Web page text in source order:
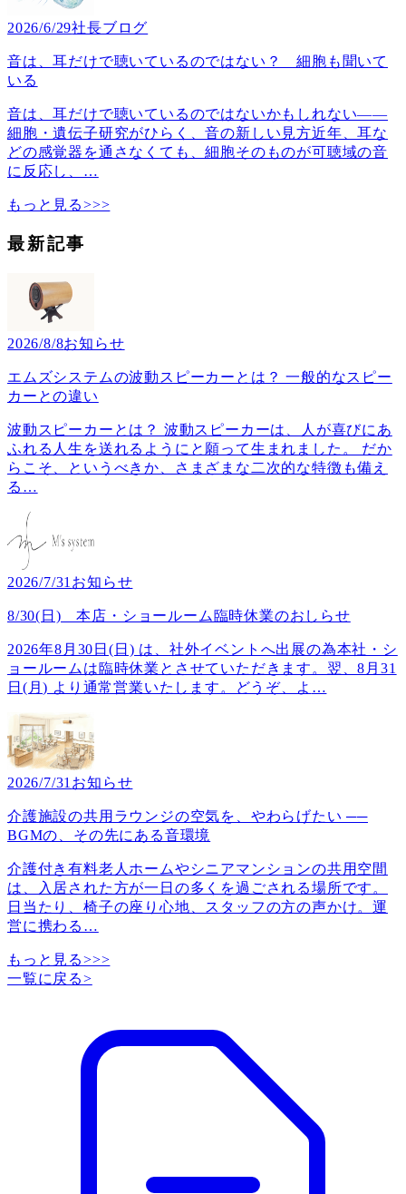
2026/6/29社長ブログ
音は、耳だけで聴いているのではない？ 細胞も聞いて
いる
音は、耳だけで聴いているのではないかもしれない――
細胞・遺伝子研究がひらく、音の新しい見方近年、耳な
どの感覚器を通さなくても、細胞そのものが可聴域の音
に反応し、 …
もっと見る>>>
最新記事
2026/8/8お知らせ
エムズシステムの波動スピーカーとは？ 一般的なスピー
カーとの違い
波動スピーカーとは？ 波動スピーカーは、人が喜びにあ
ふれる人生を送れるようにと願って生まれました。 だか
らこそ、というべきか、さまざまな二次的な特徴も備え
る …
2026/7/31 お知らせ
8/30(日) 本店・ショールーム臨時休業のおしらせ
2026年8月30日(日) は、社外イベントへ出展の為本社・シ
ョールームは臨時休業とさせていただきます。翌、8月31
日(月) より通常営業いたします。どうぞ、よ …
2026/7/31 お知らせ
介護施設の共用ラウンジの空気を、やわらげたい ──
BGMの、その先にある音環境
介護付き有料老人ホームやシニアマンションの共用空間
は、入居された方が一日の多くを過ごされる場所です。
日当たり、椅子の座り心地、スタッフの方の声かけ。運
営に携わる …
もっと見る>>>
一覧に戻る>